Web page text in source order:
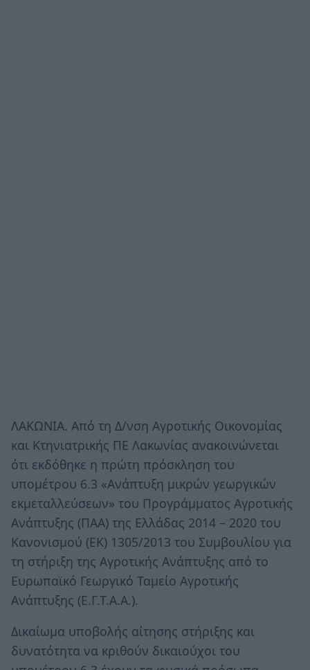
ΛΑΚΩΝΙΑ. Από τη Δ/νση Αγροτικής Οικονομίας
και Κτηνιατρικής ΠΕ Λακωνίας ανακοινώνεται
ότι εκδόθηκε η πρώτη πρόσκληση του
υπομέτρου 6.3 «Ανάπτυξη μικρών γεωργικών
εκμεταλλεύσεων» του Προγράμματος Αγροτικής
Ανάπτυξης (ΠΑΑ) της Ελλάδας 2014 – 2020 του
Κανονισμού (ΕΚ) 1305/2013 του Συμβουλίου για
τη στήριξη της Αγροτικής Ανάπτυξης από το
Ευρωπαϊκό Γεωργικό Ταμείο Αγροτικής
Ανάπτυξης (Ε.Γ.Τ.Α.Α.).
Δικαίωμα υποβολής αίτησης στήριξης και
δυνατότητα να κριθούν δικαιούχοι του